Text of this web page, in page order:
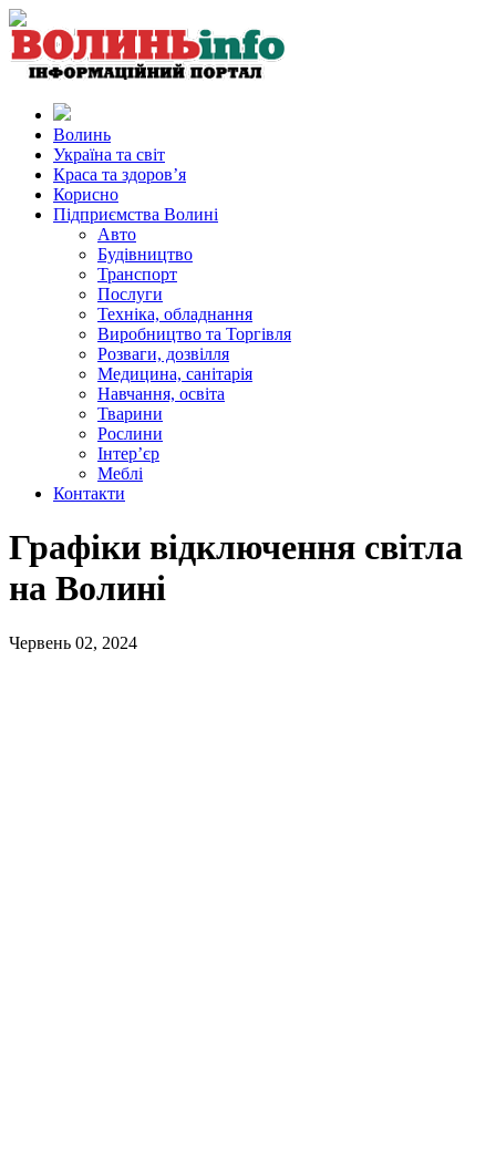
Волинь
Україна та світ
Краса та здоров’я
Корисно
Підприємства Волині
Авто
Будівництво
Транспорт
Послуги
Техніка, обладнання
Виробництво та Торгівля
Розваги, дозвілля
Медицина, санітарія
Навчання, освіта
Тварини
Рослини
Інтер’єр
Меблі
Контакти
Графіки відключення світла
на Волині
Червень 02, 2024